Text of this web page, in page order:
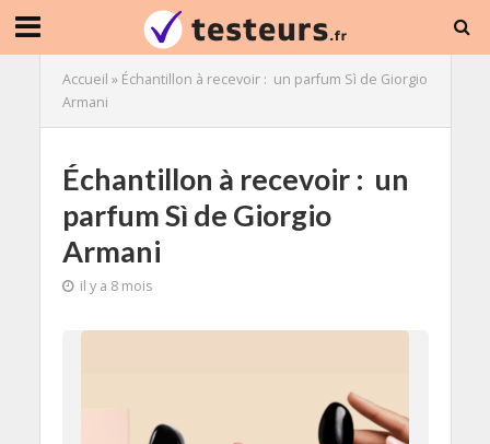
Accueil » Échantillon à recevoir : un parfum Sì de Giorgio
Armani
Échantillon à recevoir : un
parfum Sì de Giorgio
Armani
il y a 8 mois